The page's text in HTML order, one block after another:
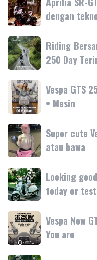
Primavera
Tanyakan
Vespa
Primavera
180cc
terbaru
SR-
GT
Sport
Aprilia
SR-
GT
hadir
dengan
teknologi
fitur
dengan
Riding
Bersama
Motoplex
Garda
Medan
GTS
250
Day
Terima
kasih
Riding
250 Day
Vespa
GTS
250
terbaru
resmi
rilis
di
Medan!
•
Mesin
Vespa GTS
• Mesin
Super
cute
Vespa
LX
pink/lilac
Yuk
test
ride
atau
bawa
Super cute
atau bawa
Looking
good
in
Vespa
Primavera
Get
yours
Looking
today or test
Vespa
New
GTS
250
Vespa New
You are